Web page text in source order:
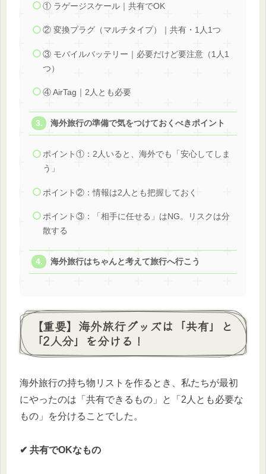
① ラゲージスケール｜共有でOK
② 変換プラグ（マルチタイプ）｜共有・1人1つ
③ モバイルバッテリー｜必要だけど要注意（1人1
つ）
④ AirTag｜2人とも必要
海外旅行の準備で気をつけておくべきポイント
ポイント①：2人いると、海外でも「安心してしま
う」
ポイント②：情報は2人とも把握しておく
ポイント③：「相手に任せる」はNG。リスクは分
散する
海外旅行はちゃんと考えて旅行へ行こう
【重要】海外旅行グッズは「共有」と
「2人分」を分ける！
海外旅行の持ち物リストを作るとき、私たちが最初
にやったのは「共有できるもの」と「2人とも必要な
もの」を分けることでした。
✔ 共有でOKなもの